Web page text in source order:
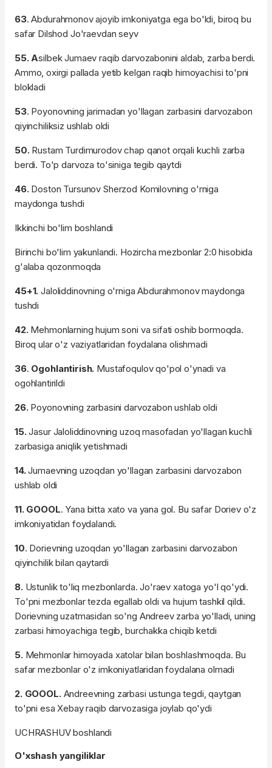
63. Abdurahmonov ajoyib imkoniyatga ega bo'ldi, biroq bu
safar Dilshod Jo'raevdan seyv
55. Asilbek Jumaev raqib darvozabonini aldab, zarba berdi.
Ammo, oxirgi pallada yetib kelgan raqib himoyachisi to'pni
blokladi
53. Poyonovning jarimadan yo'llagan zarbasini darvozabon
qiyinchiliksiz ushlab oldi
50.Rustam Turdimurodov chap qanot orqali kuchli zarba
berdi. To'p darvoza to'siniga tegib qaytdi
46. Doston Tursunov Sherzod Komilovning o'rniga
maydonga tushdi
Ikkinchi bo'lim boshlandi
Birinchi bo'lim yakunlandi. Hozircha mezbonlar 2:0 hisobida
g'alaba qozonmoqda
45+1. Jaloliddinovning o'rniga Abdurahmonov maydonga
tushdi
42.Mehmonlarning hujum soni va sifati oshib bormoqda.
Biroq ular o'z vaziyatlaridan foydalana olishmadi
36. Ogohlantirish. Mustafoqulov qo'pol o'ynadi va
ogohlantirildi
26.Poyonovning zarbasini darvozabon ushlab oldi
15.Jasur Jaloliddinovning uzoq masofadan yo'llagan kuchli
zarbasiga aniqlik yetishmadi
14.Jumaevning uzoqdan yo'llagan zarbasini darvozabon
ushlab oldi
11. GOOOL. Yana bitta xato va yana gol. Bu safar Doriev o'z
imkoniyatidan foydalandi.
10. Dorievning uzoqdan yo'llagan zarbasini darvozabon
qiyinchilik bilan qaytardi
8. Ustunlik to'liq mezbonlarda. Jo'raev xatoga yo'l qo'ydi.
To'pni mezbonlar tezda egallab oldi va hujum tashkil qildi.
Dorievning uzatmasidan so'ng Andreev zarba yo'lladi, uning
zarbasi himoyachiga tegib, burchakka chiqib ketdi
5. Mehmonlar himoyada xatolar bilan boshlashmoqda. Bu
safar mezbonlar o'z imkoniyatlaridan foydalana olmadi
2. GOOOL.Andreevning zarbasi ustunga tegdi, qaytgan
to'pni esa Xebay raqib darvozasiga joylab qo'ydi
UCHRASHUV boshlandi
O'xshash yangiliklar